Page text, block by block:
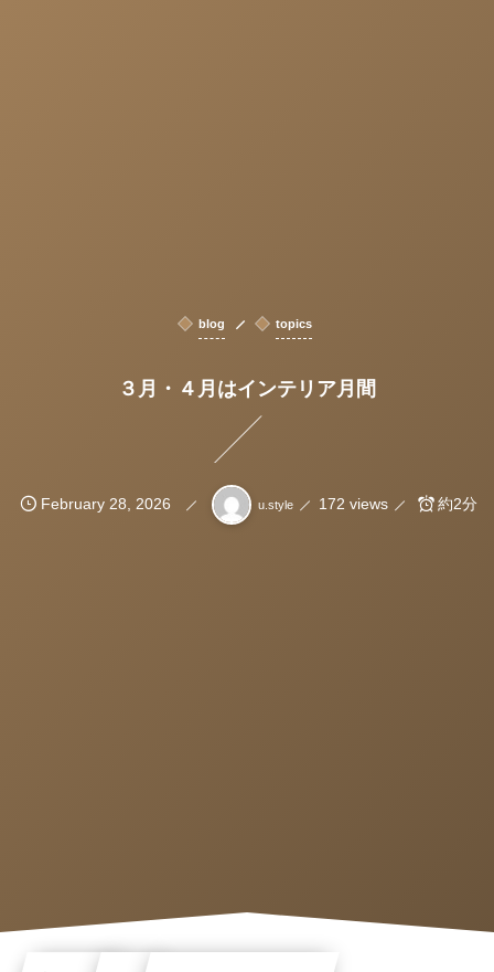
blog topics
３月・４月はインテリア月間
February 28 2026 u.style 172 views 約2分